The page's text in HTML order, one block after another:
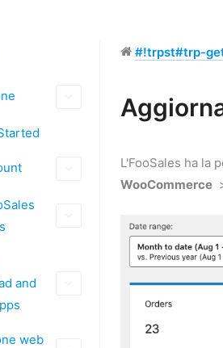
and
web
#!trpst#trp-
L'FooSales ha la
WooCommerce
Tag